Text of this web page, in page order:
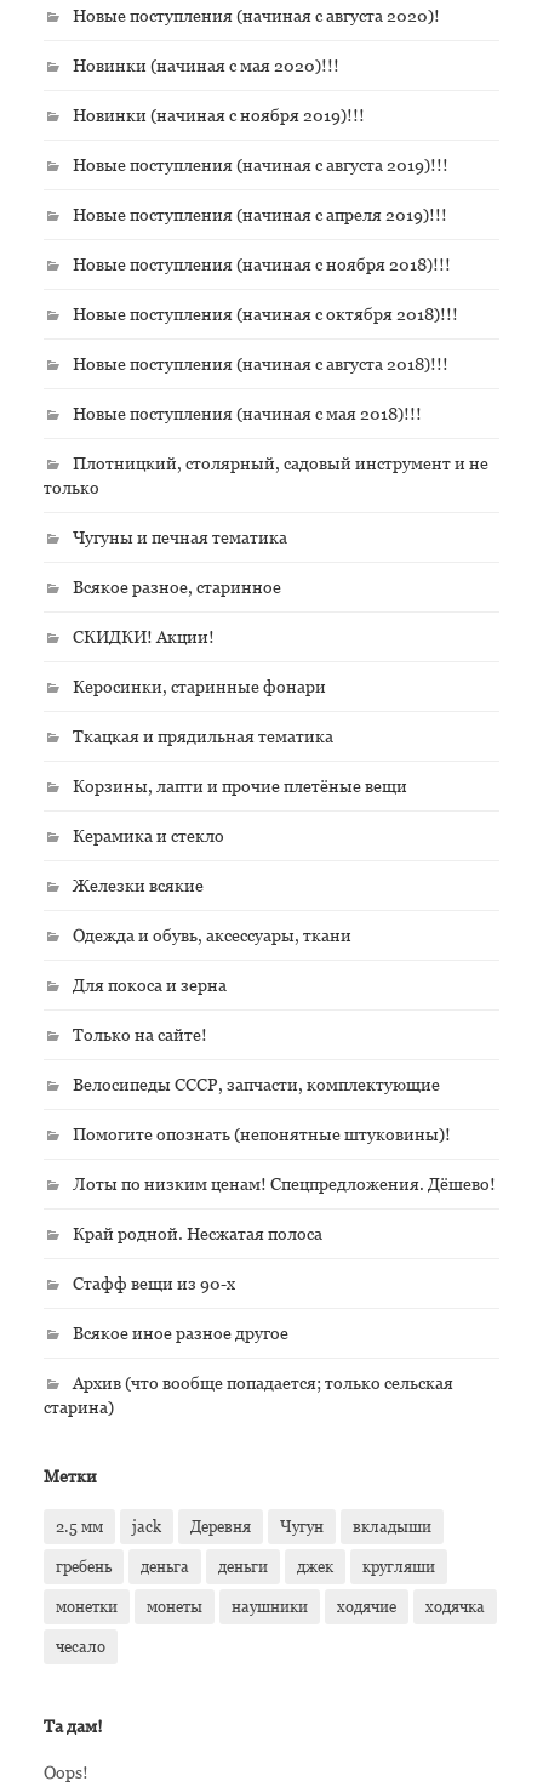
Новые поступления (начиная с августа 2020)!
Новинки (начиная с мая 2020)!!!
Новинки (начиная с ноября 2019)!!!
Новые поступления (начиная с августа 2019)!!!
Новые поступления (начиная с апреля 2019)!!!
Новые поступления (начиная с ноября 2018)!!!
Новые поступления (начиная с октября 2018)!!!
Новые поступления (начиная с августа 2018)!!!
Новые поступления (начиная с мая 2018)!!!
Плотницкий, столярный, садовый инструмент и не
только
Чугуны и печная тематика
Всякое разное, старинное
СКИДКИ! Акции!
Керосинки, старинные фонари
Ткацкая и прядильная тематика
Корзины, лапти и прочие плетёные вещи
Керамика и стекло
Железки всякие
Одежда и обувь, аксессуары, ткани
Для покоса и зерна
Только на сайте!
Велосипеды СССР, запчасти, комплектующие
Помогите опознать (непонятные штуковины)!
Лоты по низким ценам! Спецпредложения. Дёшево!
Край родной. Несжатая полоса
Стафф вещи из 90-х
Всякое иное разное другое
Архив (что вообще попадается; только сельская
старина)
Метки
2.5 мм jack Деревня Чугун вкладыши
гребень деньга деньги джек кругляши
монетки монеты наушники ходячие ходячка
чесало
Та дам!
Oops!